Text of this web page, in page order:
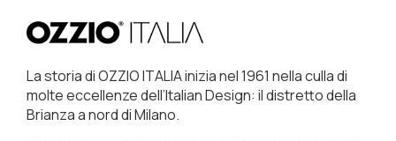
La storia di OZZIO ITALIA inizia nel 1961 nella culla di
molte eccellenze dell’Italian Design: il distretto della
Brianza a nord di Milano.